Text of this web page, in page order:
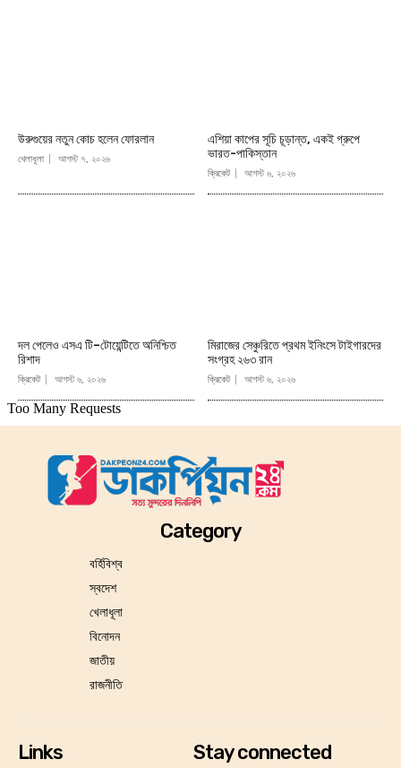
উরুগুয়ের নতুন কোচ হলেন ফোরলান
খেলাধূলা আগস্ট ৭, ২০২৬
এশিয়া কাপের সূচি চূড়ান্ত, একই গ্রুপে
ভারত-পাকিস্তান
ক্রিকেট আগস্ট ৬, ২০২৬
দল পেলেও এসএ টি–টোয়েন্টিতে অনিশ্চিত
রিশাদ
ক্রিকেট আগস্ট ৬, ২০২৬
মিরাজের সেঞ্চুরিতে প্রথম ইনিংসে টাইগারদের
সংগ্রহ ২৬৩ রান
ক্রিকেট আগস্ট ৬, ২০২৬
Category
বর্হিবিশ্ব
স্বদেশ
খেলাধূলা
বিনোদন
জাতীয়
রাজনীতি
Links Stay connected